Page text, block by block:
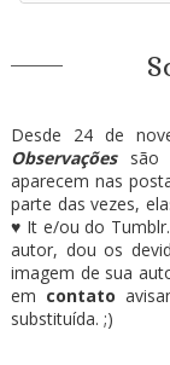
Desde 24 de
Observaçõessão
aparecem nas
parte das vezes,
♥ It e/ou do
autor, dou os
imagem de sua
em contato
substituída. ;)